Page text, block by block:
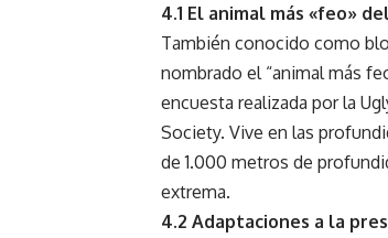
4.1 El animal más «feo»
También conocido como
nombrado el “animal más
encuesta realizada por la
Society. Vive en las
de 1.000 metros de
extrema.
4.2 Adaptaciones a la